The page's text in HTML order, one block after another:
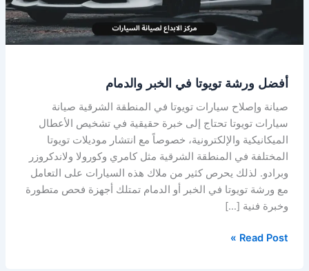
أفضل ورشة تويوتا في الخبر والدمام
صيانة وإصلاح سيارات تويوتا في المنطقة الشرقية صيانة
سيارات تويوتا تحتاج إلى خبرة حقيقية في تشخيص الأعطال
الميكانيكية والإلكترونية، خصوصاً مع انتشار موديلات تويوتا
المختلفة في المنطقة الشرقية مثل كامري وكورولا ولاندكروزر
وبرادو. لذلك يحرص كثير من ملاك هذه السيارات على التعامل
مع ورشة تويوتا في الخبر أو الدمام تمتلك أجهزة فحص متطورة
وخبرة فنية […]
Read Post »